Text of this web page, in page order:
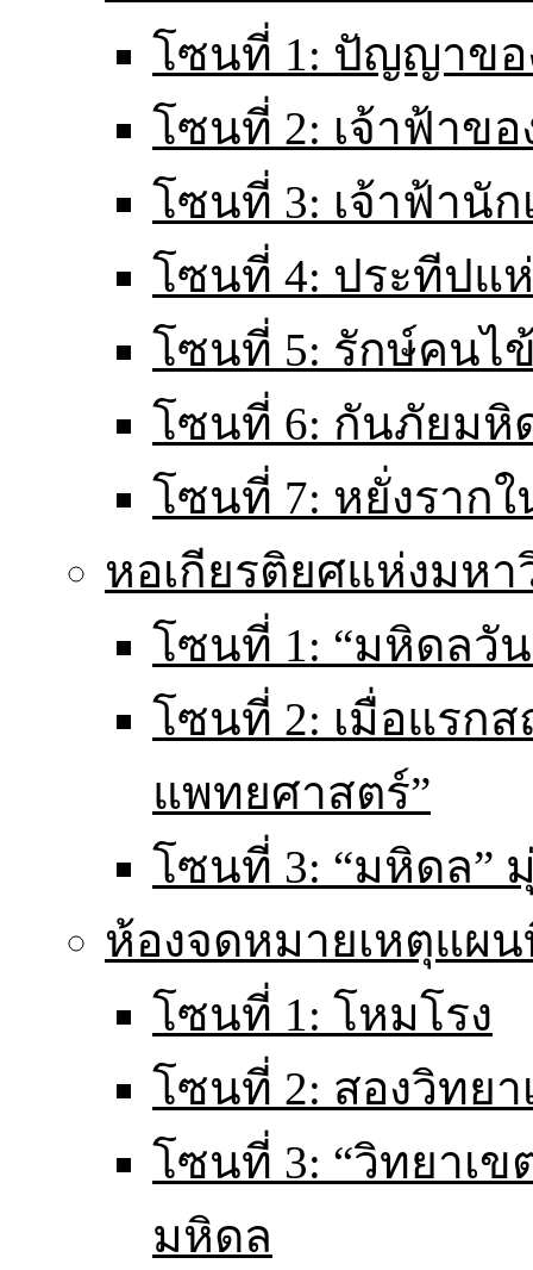
โซนที่ 1: ปัญญาข
โซนที่ 2: เจ้าฟ้าข
โซนที่ 3: เจ้าฟ้านัก
โซนที่ 4: ประทีปแ
โซนที่ 5: รักษ์คนไ
โซนที่ 6: กันภัยมหิ
โซนที่ 7: หยั่งราก
หอเกียรติยศแห่งมห
โซนที่ 1: “มหิดลวั
โซนที่ 2: เมื่อแรก
แพทยศาสตร์”
โซนที่ 3: “มหิดล”
ห้องจดหมายเหตุแผ
โซนที่ 1: โหมโรง
โซนที่ 2: สองวิทย
โซนที่ 3: “วิทยาเ
มหิดล